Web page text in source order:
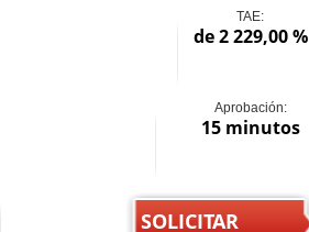
TAE:
de 2 229,00 %
Aprobación:
15 minutos
SOLICITAR